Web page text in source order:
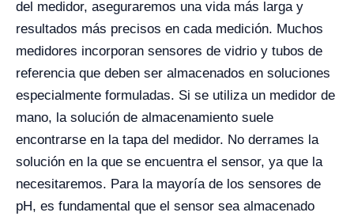
del medidor, aseguraremos una vida más larga y
resultados más precisos en cada medición. Muchos
medidores incorporan sensores de vidrio y tubos de
referencia que deben ser almacenados en soluciones
especialmente formuladas. Si se utiliza un medidor de
mano, la solución de almacenamiento suele
encontrarse en la tapa del medidor. No derrames la
solución en la que se encuentra el sensor, ya que la
necesitaremos. Para la mayoría de los sensores de
pH, es fundamental que el sensor sea almacenado